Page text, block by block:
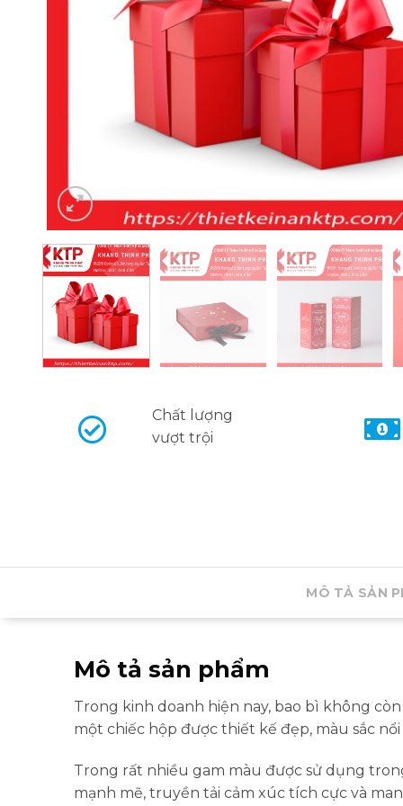
Chất lượng
vượt trội
MÔ TẢ SẢN
Mô tả sản phẩm
Trong kinh doanh hiện nay, bao bì không
một chiếc hộp được thiết kế đẹp, màu sắc
Trong rất nhiều gam màu được sử dụng
mạnh mẽ, truyền tải cảm xúc tích cực và